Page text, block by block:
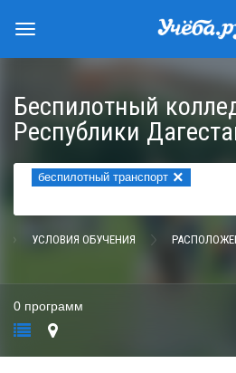
Беспилотный
Республики
беспилотный транспорт ×
УСЛОВИЯ ОБУЧЕНИЯ
0 программ